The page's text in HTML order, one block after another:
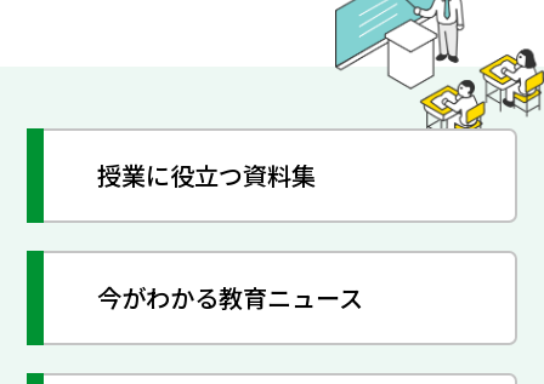
授業に役立つ資料集
今がわかる教育ニュース